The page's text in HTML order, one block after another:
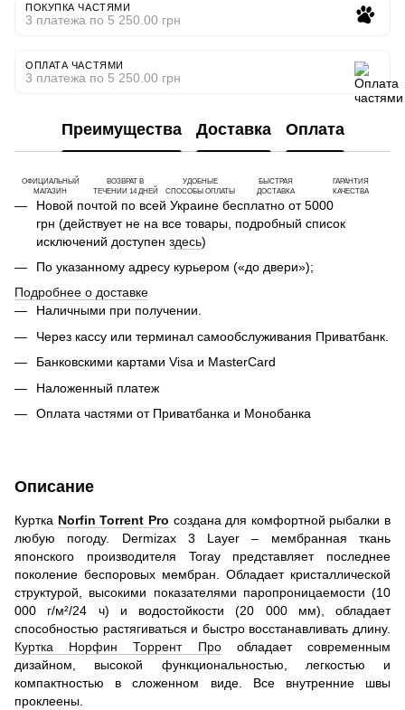
ПОКУПКА ЧАСТЯМИ
3 платежа по 5 250.00 грн
ОПЛАТА ЧАСТЯМИ
3 платежа по 5 250.00 грн
Преимущества Доставка Оплата
ОФИЦИАЛЬНЫЙ
МАГАЗИН
ВОЗВРАТ В
ТЕЧЕНИИ 14 ДНЕЙ
УДОБНЫЕ
СПОСОБЫ ОПЛАТЫ
БЫСТРАЯ
ДОСТАВКА
ГАРАНТИЯ
КАЧЕСТВА
Новой почтой по всей Украине бесплатно от 5000
грн (действует не на все товары, подробный список
исключений доступен здесь)
По указанному адресу курьером («до двери»);
Подробнее о доставке
Наличными при получении.
Через кассу или терминал самообслуживания Приватбанк.
Банковскими картами Visa и MasterCard
Наложенный платеж
Оплата частями от Приватбанка и Монобанка
Описание
Куртка Norfin Torrent Pro создана для комфортной рыбалки в
любую погоду. Dermizax 3 Layer – мембранная ткань
японского производителя Toray представляет последнее
поколение беспоровых мембран. Обладает кристаллической
структурой, высокими показателями паропроницаемости (10
000 г/м²/24 ч) и водостойкости (20 000 мм), обладает
способностью растягиваться и быстро восстанавливать длину.
Куртка Норфин Торрент Прообладает современным
дизайном, высокой функциональностью, легкостью и
компактностью в сложенном виде. Все внутренние швы
проклеены.